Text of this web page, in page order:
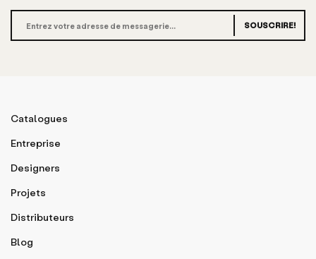
SOUSCRIRE!
Catalogues
Entreprise
Designers
Projets
Distributeurs
Blog